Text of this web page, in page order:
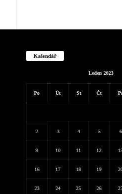
Kalendář
Leden 2023
Po Út St Čt
2 3 4 5 6
9 10 11 12
16 17 18 19
23 24 25 26